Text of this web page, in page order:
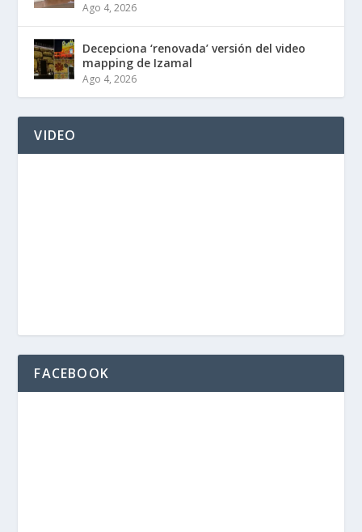
Ago 4, 2026
Decepciona ‘renovada’ versión del video
mapping de Izamal
Ago 4, 2026
VIDEO
FACEBOOK